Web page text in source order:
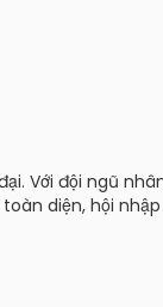
Với đội ngũ
diện, hội